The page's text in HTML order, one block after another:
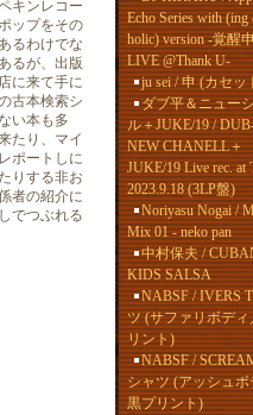
キンレコー
ップをその
るわけでな
るが、出版
に来て手に
古本検索シ
い本も多
たり、マイ
ポートしに
りする非お
者の紹介に
でつぶれる
Echo Series with (ing
holic) version -覚醒
LIVE @Thank U-
ju sei / 申 (カセッ
ダブ平＆ニュー
ル＋JUKE/19 /
NEW CHANELL＋
JUKE/19 Live rec. at
2023.9.18 (3LP盤)
Noriyasu Nogai /
Mix 01 - neko pan
中村保夫 /
KIDS SALSA
NABSF / IVERS
ツ (サファリボディ
リント)
NABSF /
シャツ (アッシュボ
黒プリント)